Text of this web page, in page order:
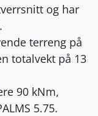
og har
terreng på
totalvekt på 13
90 kNm,
5.75.